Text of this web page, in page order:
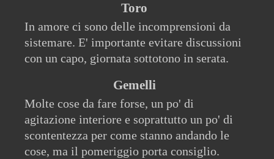
Toro
In amore ci sono delle incomprensioni da
sistemare. E' importante evitare discussioni
con un capo, giornata sottotono in serata.
Gemelli
Molte cose da fare forse, un po' di
agitazione interiore e soprattutto un po' di
scontentezza per come stanno andando le
cose, ma il pomeriggio porta consiglio.